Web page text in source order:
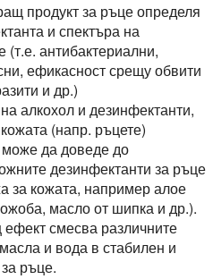
продукт за ръце определя
и спектъра на
антибактериални,
ефикасност срещу обвити
и др.)
алкохол и дезинфектанти,
(напр. ръцете)
може да доведе до
дезинфектанти за ръце
за кожата, например алое
масло от шипка и др.).
смесва различните
и вода в стабилен и
ръце.